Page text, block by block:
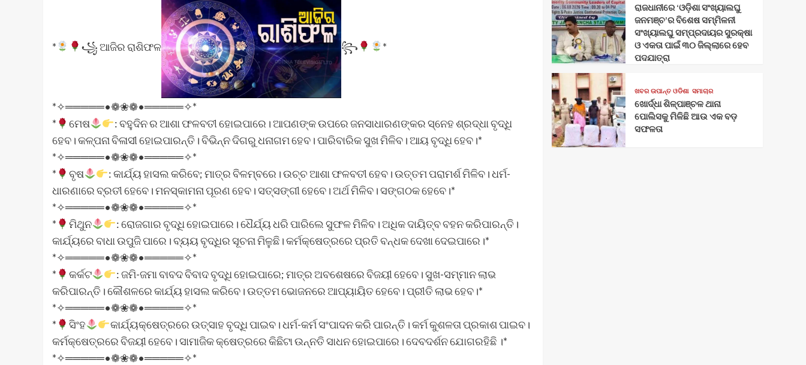
* ꧁ ଆଜିର ରାଶିଫଳ ꧂ *
*✧═════•❁❀❁•═════✧*
*
ମେଷ
: ବହୁଦିନ ର ଆଶା ଫଳବତୀ ହୋଇପାରେ। ଆପଣଙ୍କ ଉପରେ ଜନସାଧାରଣଙ୍କର ସ୍ନେହ ଶ୍ରଦ୍ଧା ବୃଦ୍ଧି
ହେବ। କଳ୍ପନା ବିଳାସୀ ହୋଇପାରନ୍ତି। ବିଭିନ୍ନ ଦିଗରୁ ଧନାଗମ ହେବ। ପାରିବାରିକ ସୁଖ ମିଳିବ। ଆୟ ବୃଦ୍ଧି ହେବ।*
*✧═════•❁❀❁•═════✧*
*
ବୃଷ
: କାର୍ଯ୍ୟ ହାସଲ କରିବେ; ମାତ୍ର ବିଳମ୍ବରେ। ଉଚ୍ଚ ଆଶା ଫଳବତୀ ହେବ। ଉତ୍ତମ ପରାମର୍ଶ ମିଳିବ। ଧର୍ମ-
ଧାରଣାରେ ବ୍ରତୀ ହେବେ। ମନସ୍କାମନା ପୂରଣ ହେବ। ସତ୍‌ସଙ୍ଗୀ ହେବେ। ଅର୍ଥ ମିଳିବ। ସଙ୍ଗଠକ ହେବେ।*
*✧═════•❁❀❁•═════✧*
*
ମିଥୁନ
: ରୋଜଗାର ବୃଦ୍ଧି ହୋଇପାରେ। ଧୈର୍ଯ୍ୟ ଧରି ପାରିଲେ ସୁଫଳ ମିଳିବ। ଅଧିକ ଦାୟିତ୍ବ ବହନ କରିପାରନ୍ତି।
କାର୍ଯ୍ୟରେ ବାଧା ଉପୁଜି ପାରେ। ବ୍ୟୟ ବୃଦ୍ଧିର ସୂଚନା ମିଳୁଛି। କର୍ମକ୍ଷେତ୍ରରେ ପ୍ରତି ବନ୍ଧକ ଦେଖା ଦେଇପାରେ।*
*✧═════•❁❀❁•═════✧*
*
କର୍କଟ
: ଜମି-ଜମା ବାବଦ ବିବାଦ ବୃଦ୍ଧି ହୋଇପାରେ; ମାତ୍ର ଅବଶେଷରେ ବିଜୟୀ ହେବେ। ସୁଖ-ସମ୍ମାନ ଲାଭ
କରିପାରନ୍ତି। କୌଶଳରେ କାର୍ଯ୍ୟ ହାସଲ କରିବେ। ଉତ୍ତମ ଭୋଜନରେ ଆପ୍ୟାୟିତ ହେବେ। ପ୍ରୀତି ଲାଭ ହେବ।*
*✧═════•❁❀❁•═════✧*
*
ସିଂହ
କାର୍ଯ୍ୟକ୍ଷେତ୍ରରେ ଉତ୍ସାହ ବୃଦ୍ଧି ପାଇବ। ଧର୍ମ-କର୍ମ ସଂପାଦନ କରି ପାରନ୍ତି। କର୍ମ କୁଶଳତା ପ୍ରକାଶ ପାଇବ।
କର୍ମକ୍ଷେତ୍ରରେ ବିଜୟୀ ହେବେ। ସାମାଜିକ କ୍ଷେତ୍ରରେ କିଛିଟା ଉନ୍ନତି ସାଧନ ହୋଇପାରେ। ଦେବଦର୍ଶନ ଯୋଗରହିଛି ।*
*✧═════•❁❀❁•═════✧*
ରାଜଧାନୀରେ ‘ଓଡ଼ିଶା ସଂଖ୍ୟାଲଘୁ
ଜନମଞ୍ଚ’ର ବିଶେଷ ସମ୍ମିଳନୀ
ସଂଖ୍ୟାଲଘୁ ସମ୍ପ୍ରଦାୟର ସୁରକ୍ଷା
ଓ ଏକତା ପାଇଁ ୩୦ ଜିଲ୍ଲାରେ ହେବ
ପଦଯାତ୍ରା
ଖବର ଉପାନ୍ତ ଓଡିଶା ସମାଚାର
ଖୋର୍ଦ୍ଧା ଶିଳ୍ପାଞ୍ଚଳ ଥାନା
ପୋଲିସକୁ ମିଳିଛି ଆଉ ଏକ ବଡ଼
ସଫଳତା